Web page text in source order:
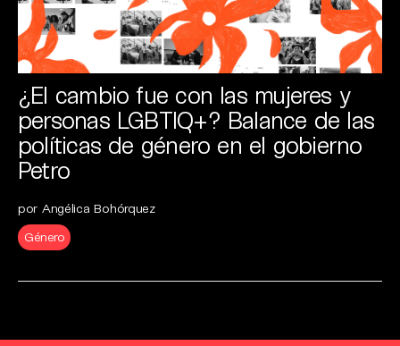
¿El cambio fue con las mujeres y
personas LGBTIQ+? Balance de las
políticas de género en el gobierno
Petro
por Angélica Bohórquez
Género